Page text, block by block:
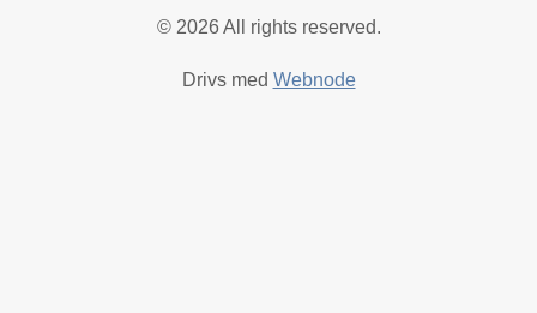
© 2026 All rights reserved.
Drivs med Webnode